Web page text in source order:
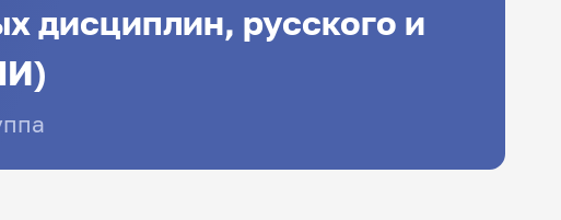
дисциплин, русского и